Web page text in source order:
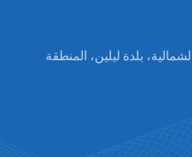
يينغشان الشمالية، بلدة ليلين، المنطقة